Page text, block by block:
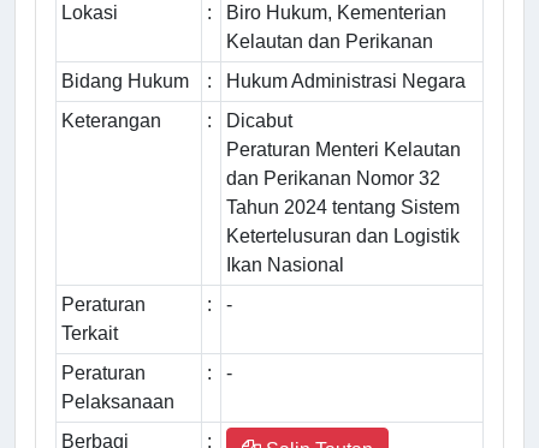
Lokasi
:
Biro Hukum, Kementerian
Kelautan dan Perikanan
Bidang Hukum
:
Hukum Administrasi Negara
Keterangan
:
Dicabut
Peraturan Menteri Kelautan
dan Perikanan Nomor 32
Tahun 2024 tentang Sistem
Ketertelusuran dan Logistik
Ikan Nasional
Peraturan
Terkait
: -
Peraturan
Pelaksanaan
: -
Berbagi :